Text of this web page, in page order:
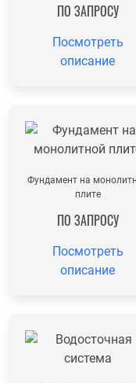
ПО ЗАПРОСУ
Посмотреть
описание
Фундамент на
плите
ПО ЗАПРОСУ
Посмотреть
описание